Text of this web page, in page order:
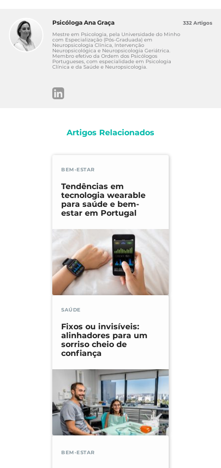
content/uploads/2020/02/%E2%80%9CSem
-mais-tempo-a-perder%E2%80%9D-CNS-
2019.pdf
Sousa, J. (2015). Epidemiologia,
etiopatogenia, diagnóstico e tratamento
Disponível em:
Guia Prático – Subsídio de Doença.
social.pt/documents/10152/24095/5001_subs
idio_doenca/7eefa38c-22f9-4552-b291-
Psicóloga Ana Graça
Mestre em Psicologia, pela Universidade do Minho
com Especialização (Pós-Graduada) em
Neuropsicologia Clínica, Intervenção
Neuropsicológica e Neuropsicologia Geriátrica.
Membro efetivo da Ordem dos Psicólogos
Portugueses, com especialidade em Psicologia
Clínica e da Saúde e Neuropsicologia.
332 Artigos
Artigos Relacionados
BEM-ESTAR
Tendências em
tecnologia wearable
para saúde e bem-
estar em Portugal
SAÚDE
Fixos ou invisíveis:
alinhadores para um
sorriso cheio de
confiança
BEM-ESTAR